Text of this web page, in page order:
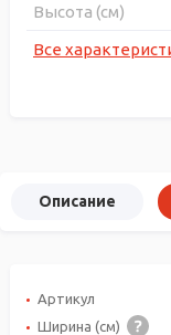
Высота (см)
Все
Описание
Артикул
Ширина (см)